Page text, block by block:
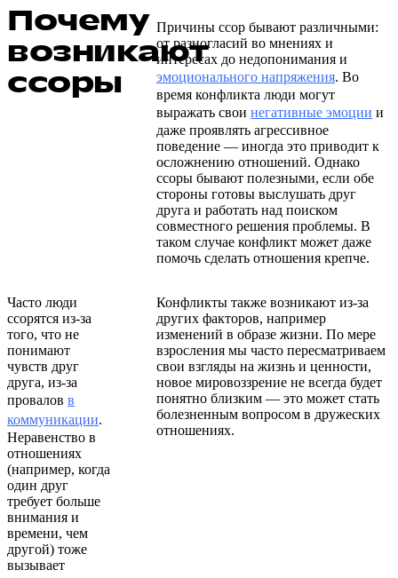
Почему
возникают
ссоры
Причины ссор бывают различными:
от разногласий во мнениях и
интересах до недопонимания и
эмоционального напряжения. Во
время конфликта люди могут
выражать свои негативные эмоции и
даже проявлять агрессивное
поведение –– иногда это приводит к
осложнению отношений. Однако
ссоры бывают полезными, если обе
стороны готовы выслушать друг
друга и работать над поиском
совместного решения проблемы. В
таком случае конфликт может даже
помочь сделать отношения крепче.
Часто люди
ссорятся из-за
того, что не
понимают
чувств друг
друга, из-за
провалов в
коммуникации.
Неравенство в
отношениях
(например, когда
один друг
требует больше
внимания и
времени, чем
другой) тоже
вызывает
Конфликты также возникают из-за
других факторов, например
изменений в образе жизни. По мере
взросления мы часто пересматриваем
свои взгляды на жизнь и ценности,
новое мировоззрение не всегда будет
понятно близким — это может стать
болезненным вопросом в дружеских
отношениях.